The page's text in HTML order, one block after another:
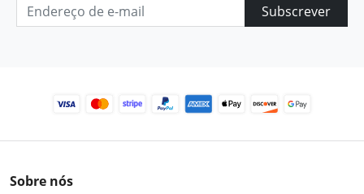
Subscrever
Sobre nós